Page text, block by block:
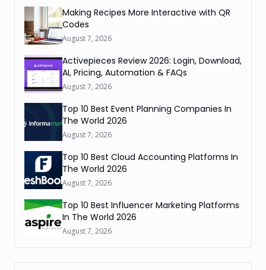
Making Recipes More Interactive with QR
Codes
August 7, 2026
Activepieces Review 2026: Login, Download,
AI, Pricing, Automation & FAQs
August 7, 2026
Top 10 Best Event Planning Companies In
The World 2026
August 7, 2026
Top 10 Best Cloud Accounting Platforms In
The World 2026
August 7, 2026
Top 10 Best Influencer Marketing Platforms
In The World 2026
August 7, 2026